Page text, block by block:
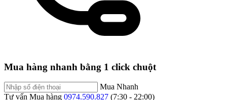
Mua hàng nhanh bằng 1 click chuột
Mua Nhanh
Tư vấn Mua hàng 0974.590.827 (7:30 - 22:00)